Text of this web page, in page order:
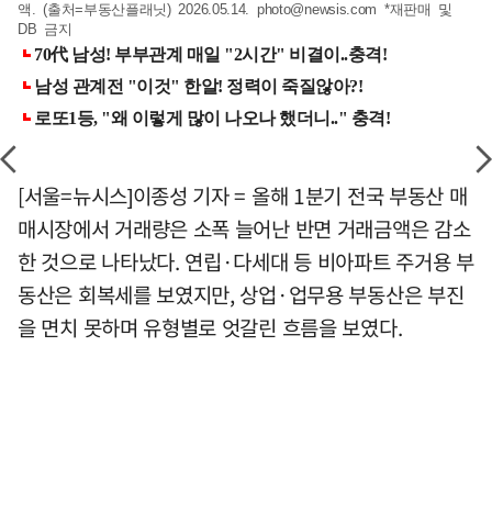
액. (출처=부동산플래닛) 2026.05.14. photo@newsis.com *재판매 및
DB 금지
[서울=뉴시스]이종성 기자 = 올해 1분기 전국 부동산 매
매시장에서 거래량은 소폭 늘어난 반면 거래금액은 감소
한 것으로 나타났다. 연립·다세대 등 비아파트 주거용 부
동산은 회복세를 보였지만, 상업·업무용 부동산은 부진
을 면치 못하며 유형별로 엇갈린 흐름을 보였다.